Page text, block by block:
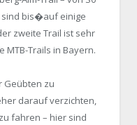
sind bis�auf einige
zweite Trail ist sehr
MTB-Trails in Bayern.
Geübten zu
darauf verzichten,
fahren – hier sind